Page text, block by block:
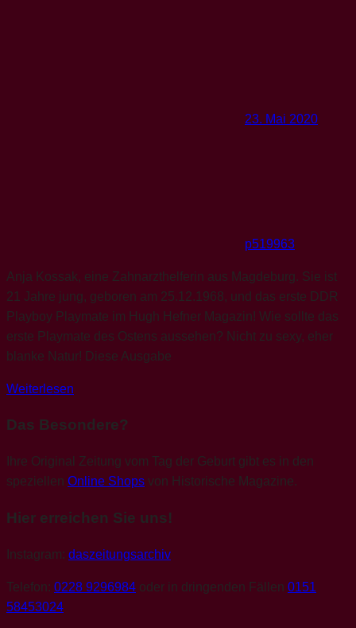
23. Mai 2020
p519963
Anja Kossak, eine Zahnarzthelferin aus Magdeburg. Sie ist
21 Jahre jung, geboren am 25.12.1968, und das erste DDR
Playboy Playmate im Hugh Hefner Magazin! Wie sollte das
erste Playmate des Ostens aussehen? Nicht zu sexy, eher
blanke Natur! Diese Ausgabe
Weiterlesen
Das Besondere?
Ihre Original Zeitung vom Tag der Geburt gibt es in den
speziellen Online Shops von Historische Magazine.
Hier erreichen Sie uns!
Instagram: daszeitungsarchiv
Telefon: 0228 9296984 oder in dringenden Fällen 0151
58453024